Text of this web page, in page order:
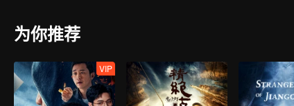
为你推荐
VIP